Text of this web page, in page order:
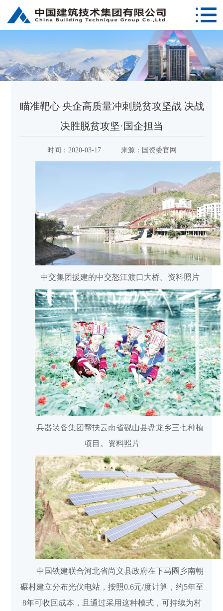
瞄准靶心 央企高质量冲刺脱贫攻坚战 决战
决胜脱贫攻坚·国企担当
时间： 2020-03-17 来源： 国资委官网
中交集团援建的中交怒江渡口大桥。资料照片
兵器装备集团帮扶云南省砚山县盘龙乡三七种植
项目。资料照片
中国铁建联合河北省尚义县政府在下马圈乡南朝
碾村建立分布光伏电站，按照0.6元/度计算，约5年至
8年可收回成本，且通过采用这种模式，可持续为村